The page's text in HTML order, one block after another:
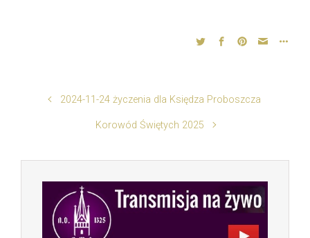
2024-11-24 życzenia dla Księdza Proboszcza
Korowód Świętych 2025